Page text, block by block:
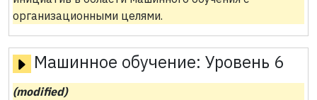
организационными целями.
Машинное обучение: Уровень 6
(modified)